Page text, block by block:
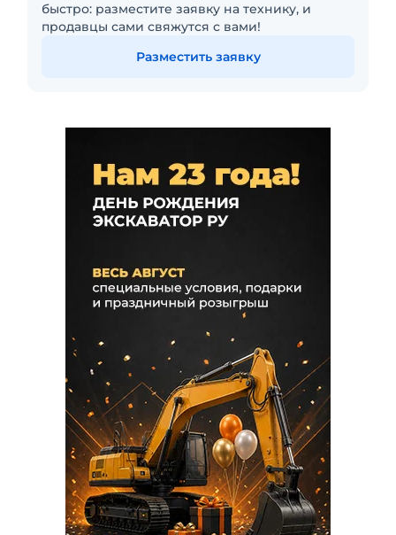
быстро: разместите заявку на технику, и
продавцы сами свяжутся с вами!
Разместить заявку